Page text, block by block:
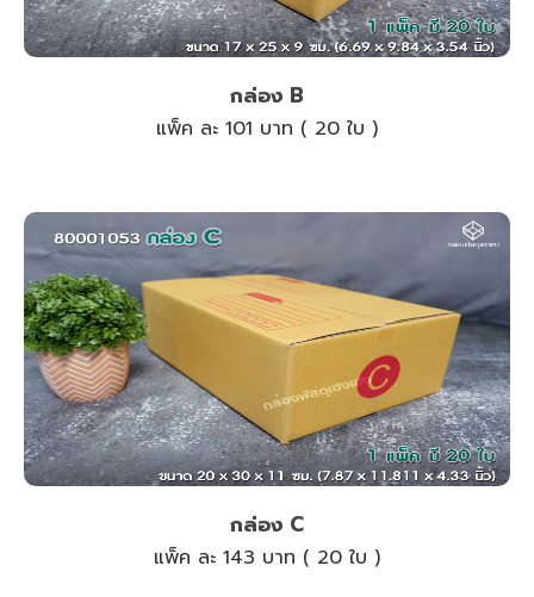
กล่อง B
แพ็ค ละ 101 บาท ( 20 ใบ )
กล่อง C
แพ็ค ละ 143 บาท ( 20 ใบ )